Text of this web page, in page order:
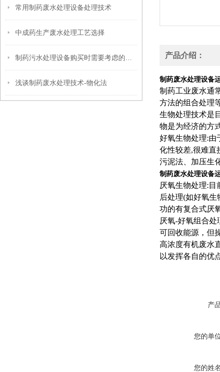
常用制药废水处理设备处理技术
中成药生产废水处理工艺选择
浅谈制药废水处理技术-物化法
产品介绍：
制药废水处理设备
制药工业废水通
方法的组合处理
生物处理技术是
物是为经济的方
好氧生物处理:由
化性较差,很难直
污泥法、加压生
制药废水处理设备
厌氧生物处理:
后处理(如好氧
功的有复合式厌
厌氧-好氧组合
可回收能源，但
高浓度有机废水
以发挥各自的优
产
您的单
您的姓